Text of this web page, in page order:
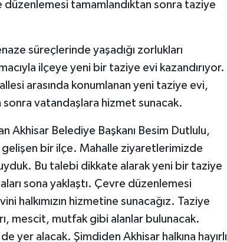
düzenlemesi tamamlandıktan sonra taziye
süreçlerinde yaşadığı zorlukları
ilçeye yeni bir taziye evi kazandırıyor.
arasında konumlanan yeni taziye evi,
vatandaşlara hizmet sunacak.
Akhisar Belediye Başkanı Besim Dutlulu,
bir ilçe. Mahalle ziyaretlerimizde
Bu talebi dikkate alarak yeni bir taziye
sona yaklaştı. Çevre düzenlemesi
halkımızın hizmetine sunacağız. Taziye
mescit, mutfak gibi alanlar bulunacak.
yer alacak. Şimdiden Akhisar halkına hayırlı